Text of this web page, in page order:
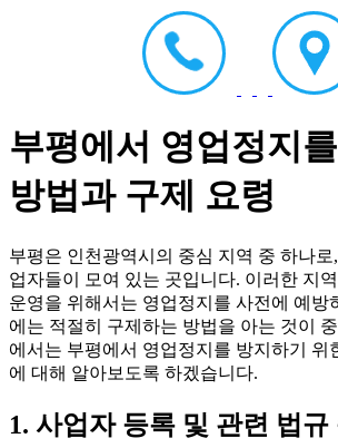
부평에서 영업정지
방법과 구제 요령
부평은 인천광역시의 중심 지역 중 하나
업자들이 모여 있는 곳입니다. 이러한 지
운영을 위해서는 영업정지를 사전에 예방
에는 적절히 구제하는 방법을 아는 것이
에서는 부평에서 영업정지를 방지하기 위
에 대해 알아보도록 하겠습니다.
1. 사업자 등록 및 관련 법규